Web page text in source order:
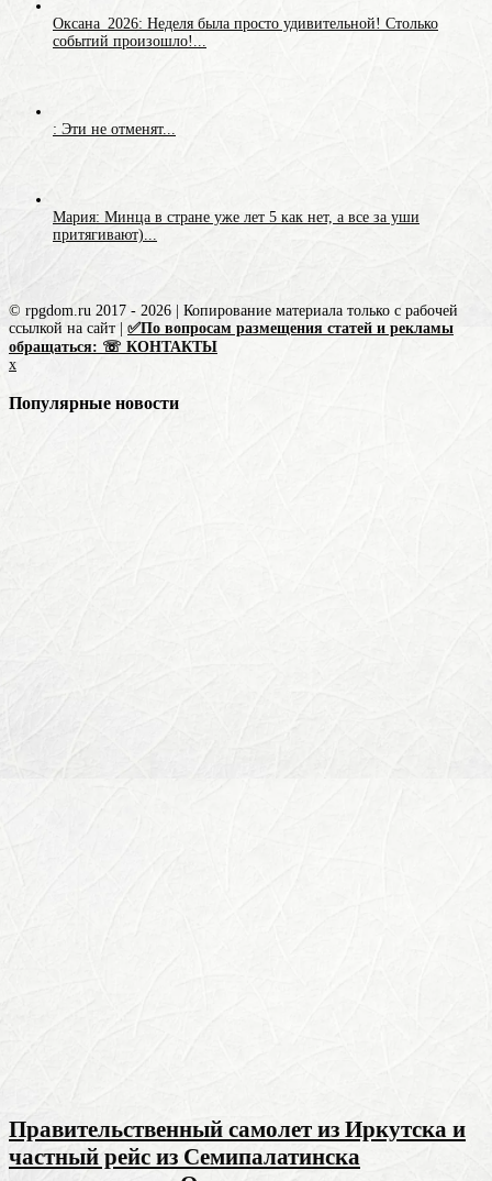
Оксана_2026: Неделя была просто удивительной! Столько
событий произошло!...
: Эти не отменят...
Мария: Минца в стране уже лет 5 как нет, а все за уши
притягивают)...
© rpgdom.ru 2017 - 2026 | Копирование материала только с рабочей
ссылкой на сайт | ✅По вопросам размещения статей и рекламы
обращаться: ☏ КОНТАКТЫ
x
Популярные новости
Правительственный самолет из Иркутска и
частный рейс из Семипалатинска